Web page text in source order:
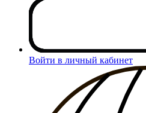
Войти в личный кабинет